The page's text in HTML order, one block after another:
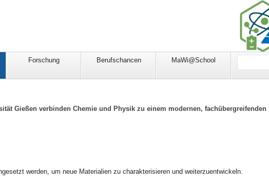
Forschung Berufschancen MaWi@School
Website
Gießen verbinden Chemie und Physik zu einem modernen,
werden, um neue Materialien zu charakterisieren und weiterzuentwickeln.